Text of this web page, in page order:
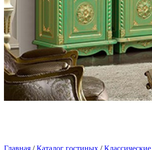
Главная /Каталог гостиных /Классические